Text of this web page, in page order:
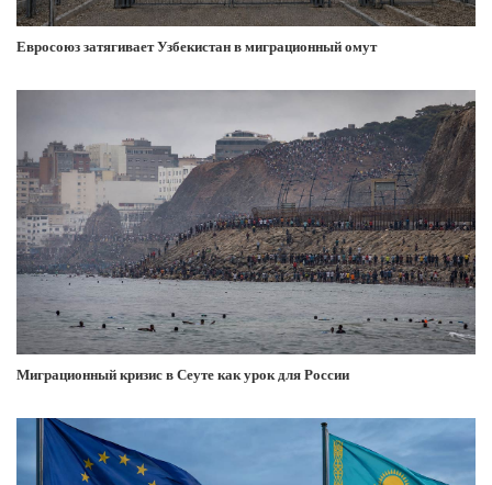
Евросоюз затягивает Узбекистан в миграционный омут
Миграционный кризис в Сеуте как урок для России